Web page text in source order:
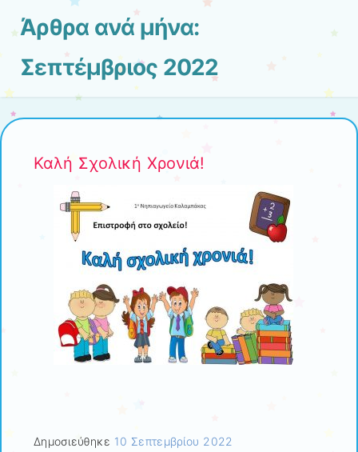
Άρθρα ανά μήνα:
Σεπτέμβριος 2022
Καλή Σχολική Χρονιά!
Δημοσιεύθηκε 10 Σεπτεμβρίου 2022